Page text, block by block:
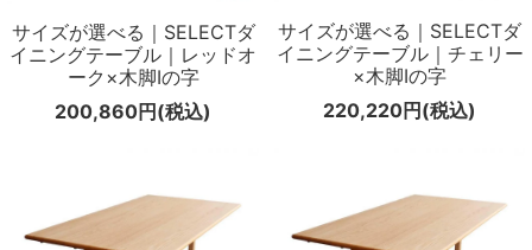
Instagram
Facebook
サイズが選べる｜SELECTダ
イニングテーブル｜レッドオ
ーク×木脚Iの字
200,860円(税込)
サイズが選べる｜SELECTダ
イニングテーブル｜チェリー
×木脚Iの字
220,220円(税込)